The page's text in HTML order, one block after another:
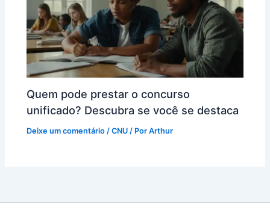
Quem pode prestar o concurso
unificado? Descubra se você se destaca
Deixe um comentário /CNU / PorArthur